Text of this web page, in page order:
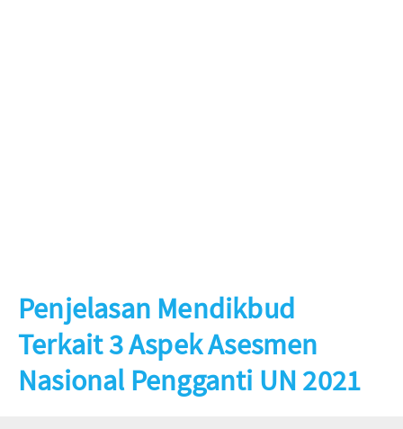
Penjelasan Mendikbud
Terkait 3 Aspek Asesmen
Nasional Pengganti UN 2021